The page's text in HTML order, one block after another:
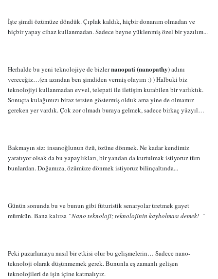
İşte şimdi özümüze döndük. Çıplak kaldık, hiçbir donanım olmadan ve
hiçbir yapay cihaz kullanmadan. Sadece beyne yüklenmiş özel bir yazılım...
Herhalde bu yeni teknolojiye de bizlernanopati (nanopathy)adını
vereceğiz…(en azından ben şimdiden vermiş olayım :) ) Halbuki biz
teknolojiyi kullanmadan evvel, telepati ile iletişim kurabilen bir varlıktık.
Sonuçta kulağımızı biraz tersten göstermiş olduk ama yine de olmamız
gereken yer vardık. Çok zor olmadı buraya gelmek, sadece birkaç yüzyıl…
Bakmayın siz: insanoğlunun özü, özüne dönmek. Ne kadar kendimiz
yaratıyor olsak da bu yapaylıkları, bir yandan da kurtulmak istiyoruz tüm
bunlardan. Doğamıza, özümüze dönmek istiyoruz bilinçaltında...
Günün sonunda bu ve bunun gibi füturistik senaryolar üretmek gayet
mümkün. Bana kalırsa “Nano teknoloji; teknolojinin kaybolması demek! "
Peki pazarlamaya nasıl bir etkisi olur bu gelişmelerin… Sadece nano-
teknoloji olarak düşünmemek gerek. Bununla eş zamanlı gelişen
teknolojileri de işin içine katmalıyız.